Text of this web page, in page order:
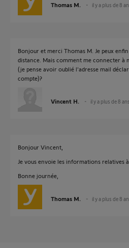
Thomas M. il y a plus de 8
Bonjour et merci Thomas M. Je peux
distance. Mais comment me connecter à
(je pense avoir oublié l'adresse mail
compte)?
Vincent H. il y a plus de 8 ans
Bonjour Vincent,
Je vous envoie les informations relatives
Bonne journée,
Thomas M. il y a plus de 8